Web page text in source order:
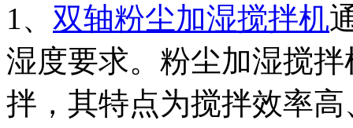
1、 双轴粉尘加湿搅拌机
湿度要求。粉尘加湿搅
拌，其特点为搅拌效率